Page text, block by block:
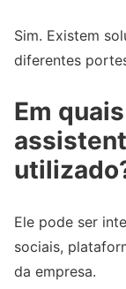
Sim. Existem
diferentes
Em
Ele pode ser
sociais,
da empresa.